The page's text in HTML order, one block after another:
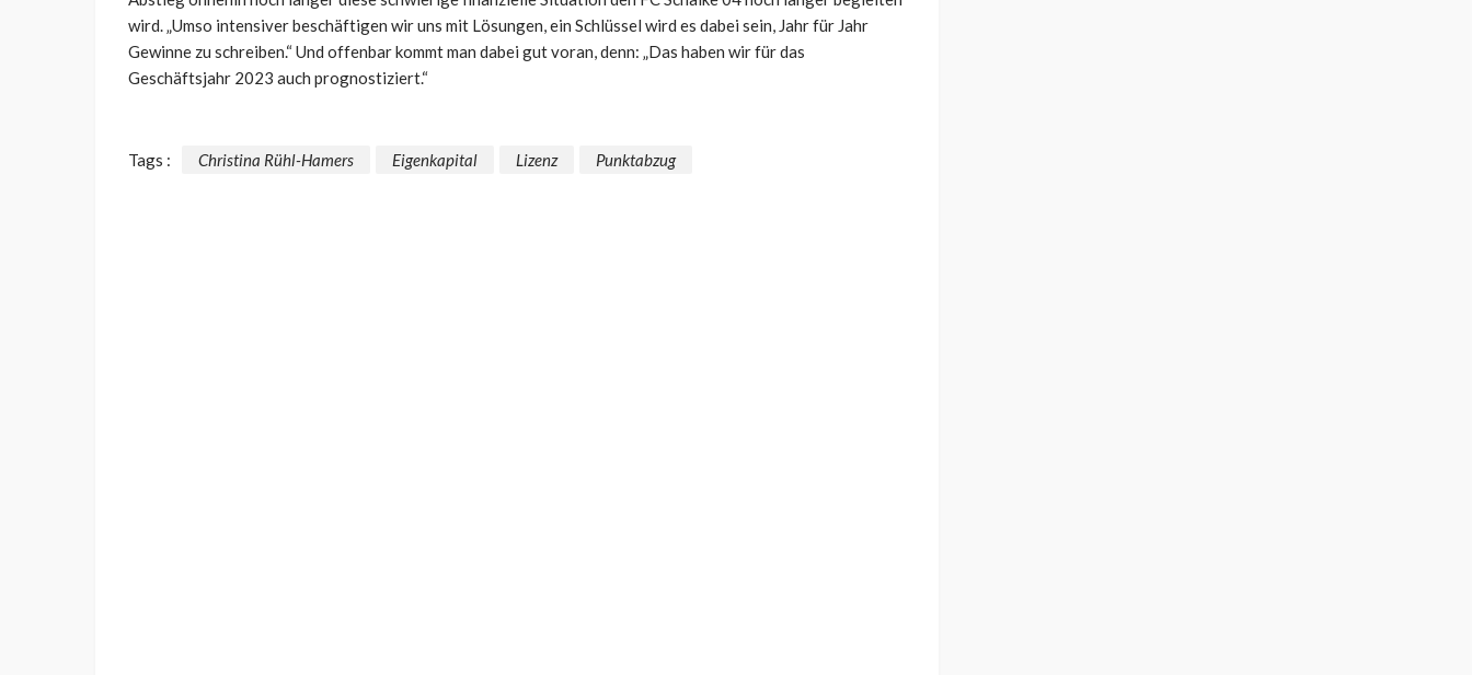
wird. „Umso intensiver beschäftigen wir uns mit Lösungen, ein Schlüssel wird es dabei sein, Jahr für Jahr
Gewinne zu schreiben.“ Und offenbar kommt man dabei gut voran, denn: „Das haben wir für das
Geschäftsjahr 2023 auch prognostiziert.“
Tags : Christina Rühl-Hamers Eigenkapital Lizenz Punktabzug